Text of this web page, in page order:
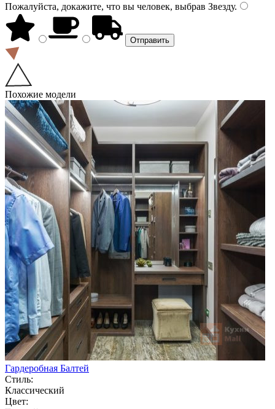
Пожалуйста, докажите, что вы человек, выбрав Звезду.
Похожие модели
Гардеробная Балтей
Стиль:
Классический
Цвет: